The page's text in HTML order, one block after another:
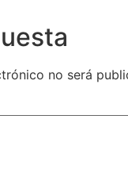
no será